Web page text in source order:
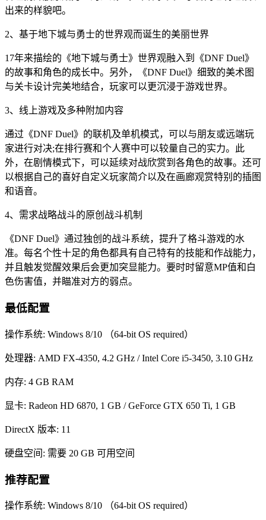
出来的样貌吧。
2、基于地下城与勇士的世界观而诞生的美丽世界
17年来描绘的《地下城与勇士》世界观融入到《DNF Duel》
的故事和角色的成长中。另外，《DNF Duel》细致的美术图
与关卡设计完美地结合，玩家可以更沉浸于游戏世界。
3、线上游戏及多种附加内容
通过《DNF Duel》的联机及单机模式，可以与朋友或远端玩
家进行对决;在排行赛和个人赛中可以较量自己的实力。此
外，在剧情模式下，可以延续对战欣赏到各角色的故事。还可
以根据自己的喜好自定义玩家简介以及在画廊观赏特别的插图
和语音。
4、需求战略战斗的原创战斗机制
《DNF Duel》通过独创的战斗系统，提升了格斗游戏的水
准。每名个性十足的角色都具有自己特有的技能和作战能力，
并且触发觉醒效果后会更加突显能力。要时时留意MP值和白
色伤害值，并瞄准对方的弱点。
最低配置
操作系统: Windows 8/10 （64-bit OS required）
处理器: AMD FX-4350, 4.2 GHz / Intel Core i5-3450, 3.10 GHz
内存: 4 GB RAM
显卡: Radeon HD 6870, 1 GB / GeForce GTX 650 Ti, 1 GB
DirectX 版本: 11
硬盘空间: 需要 20 GB 可用空间
推荐配置
操作系统: Windows 8/10 （64-bit OS required）